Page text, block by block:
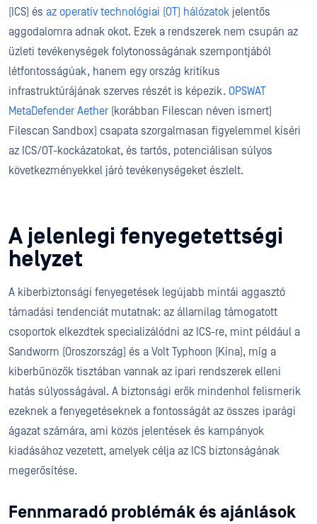
(ICS) és az operatív technológiai (OT) hálózatok jelentős
aggodalomra adnak okot. Ezek a rendszerek nem csupán az
üzleti tevékenységek folytonosságának szempontjából
létfontosságúak, hanem egy ország kritikus
infrastruktúrájának szerves részét is képezik. OPSWAT
MetaDefender Aether (korábban Filescan néven ismert)
Filescan Sandbox) csapata szorgalmasan figyelemmel kíséri
az ICS/OT-kockázatokat, és tartós, potenciálisan súlyos
következményekkel járó tevékenységeket észlelt.
A jelenlegi fenyegetettségi
helyzet
A kiberbiztonsági fenyegetések legújabb mintái aggasztó
támadási tendenciát mutatnak: az államilag támogatott
csoportok elkezdtek specializálódni az ICS-re, mint például a
Sandworm (Oroszország) és a Volt Typhoon (Kína), míg a
kiberbűnözők tisztában vannak az ipari rendszerek elleni
hatás súlyosságával. A biztonsági erők mindenhol felismerik
ezeknek a fenyegetéseknek a fontosságát az összes iparági
ágazat számára, ami közös jelentések és kampányok
kiadásához vezetett, amelyek célja az ICS biztonságának
megerősítése.
Fennmaradó problémák és ajánlások